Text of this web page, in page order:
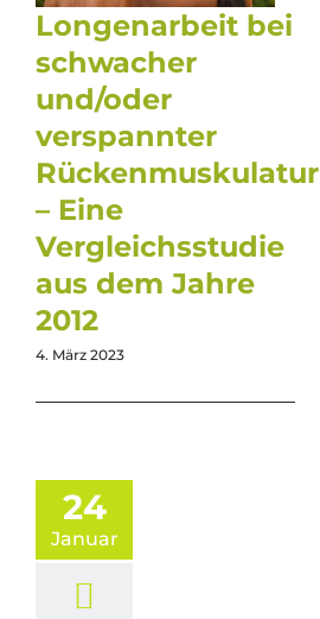
Longenarbeit bei
schwacher
und/oder
verspannter
Rückenmuskulatur
– Eine
Vergleichsstudie
aus dem Jahre
2012
4. März 2023
24
Januar